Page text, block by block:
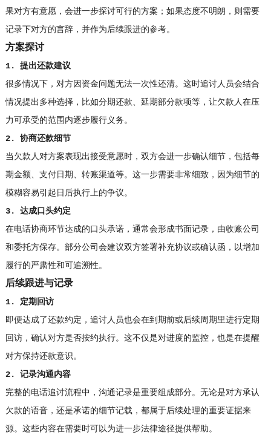
果对方有意愿，会进一步探讨可行的方案；如果态度不明朗，则需要
记录下对方的言辞，并作为后续跟进的参考。
方案探讨
1. 提出还款建议
很多情况下，对方因资金问题无法一次性还清。这时追讨人员会结合
情况提出多种选择，比如分期还款、延期部分款项等，让欠款人在压
力可承受的范围内逐步履行义务。
2. 协商还款细节
当欠款人对方案表现出接受意愿时，双方会进一步确认细节，包括每
期金额、支付日期、转账渠道等。这一步需要非常细致，因为细节的
模糊容易引起日后执行上的争议。
3. 达成口头约定
在电话协商环节达成的口头承诺，通常会形成书面记录，由收账公司
和委托方保存。部分公司会建议双方签署补充协议或确认函，以增加
履行的严肃性和可追溯性。
后续跟进与记录
1. 定期回访
即便达成了还款约定，追讨人员也会在到期前或后续周期里进行定期
回访，确认对方是否按约执行。这不仅是对进度的监控，也是在提醒
对方保持还款意识。
2. 记录沟通内容
完整的电话追讨流程中，沟通记录是重要组成部分。无论是对方承认
欠款的语音，还是承诺的细节记载，都属于后续处理的重要证据来
源。这些内容在需要时可以为进一步法律途径提供帮助。